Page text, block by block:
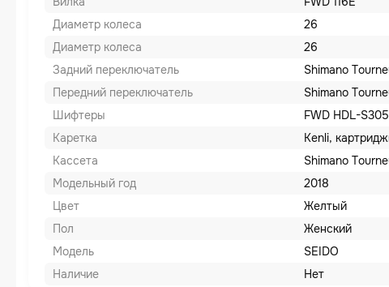
Диаметр колеса
26
Диаметр колеса
26
Задний переключатель
Shimano
Передний переключатель
Shimano
Шифтеры
FWD HDL-
Каретка
Kenli,
Кассета
Shimano
Модельный год
2018
Цвет
Желтый
Пол
Женский
Модель
SEIDO
Наличие
Нет